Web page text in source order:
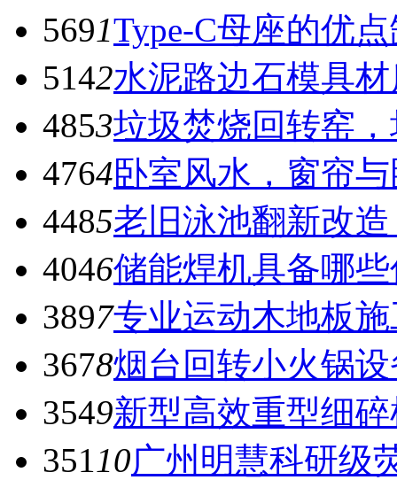
5691Type-C母座的优
5142水泥路边石模具
4853垃圾焚烧回转窑
4764卧室风水，窗帘
4485老旧泳池翻新改
4046储能焊机具备哪
3897专业运动木地板
3678烟台回转小火锅
3549新型高效重型细
35110广州明慧科研级